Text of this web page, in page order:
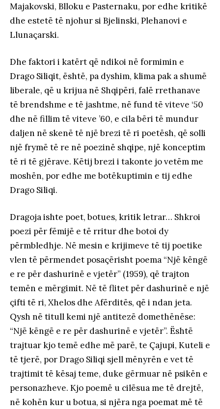
Majakovski, Blloku e Pasternaku, por edhe kritikë
dhe estetë të njohur si Bjelinski, Plehanovi e
Llunaçarski.
Dhe faktori i katërt që ndikoi në formimin e
Drago Siliqit, është, pa dyshim, klima pak a shumë
liberale, që u krijua në Shqipëri, falë rrethanave
të brendshme e të jashtme, në fund të viteve ‘50
dhe në fillim të viteve ’60, e cila bëri të mundur
daljen në skenë të një brezi të ri poetësh, që solli
një frymë të re në poezinë shqipe, një konceptim
të ri të gjërave. Këtij brezi i takonte jo vetëm me
moshën, por edhe me botëkuptimin e tij edhe
Drago Siliqi.
Dragoja ishte poet, botues, kritik letrar… Shkroi
poezi për fëmijë e të rritur dhe botoi dy
përmbledhje. Në mesin e krijimeve të tij poetike
vlen të përmendet posaçërisht poema “Një këngë
e re për dashurinë e vjetër” (1959), që trajton
temën e mërgimit. Në të flitet për dashurinë e një
çifti të ri, Xhelos dhe Afërditës, që i ndan jeta.
Qysh në titull kemi një antitezë domethënëse:
“Një këngë e re për dashurinë e vjetër”. Është
trajtuar kjo temë edhe më parë, te Çajupi, Kuteli e
të tjerë, por Drago Siliqi sjell mënyrën e vet të
trajtimit të kësaj teme, duke gërmuar në psikën e
personazheve. Kjo poemë u cilësua me të drejtë,
në kohën kur u botua, si njëra nga poemat më të